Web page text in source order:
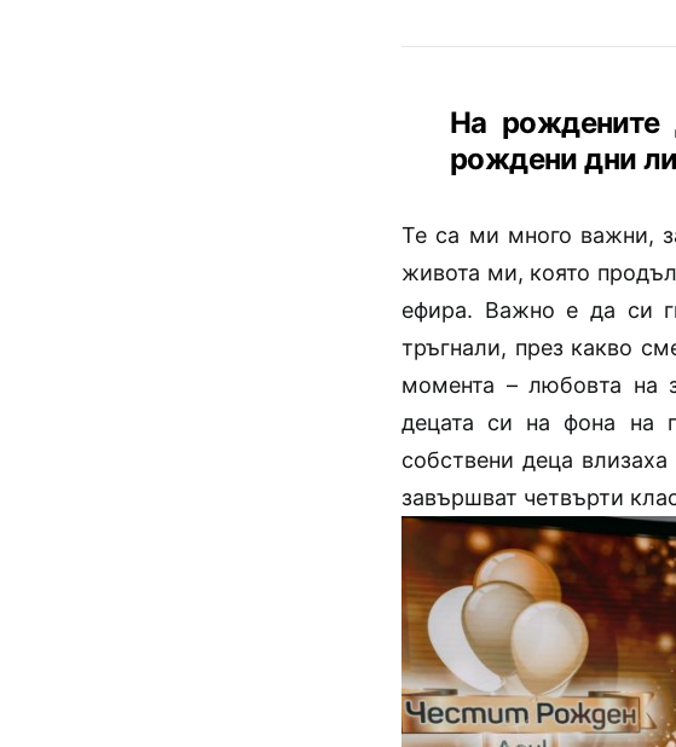
На рождените
рождени дни
Те са ми много важни,
живота ми, която
ефира. Важно е да си
тръгнали, през какво
момента – любовта на
децата си на фона на
собствени деца
завършват четвърти